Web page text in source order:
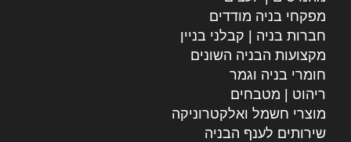
מפקחי בניה מודדים
חברות בניה | קבלני בניין
מקצועות הבניה השונים
חומרי בניה וגמר
ריהוט | מטבחים
מוצרי חשמל ואלקטרוניקה
שירותים לענף הבניה